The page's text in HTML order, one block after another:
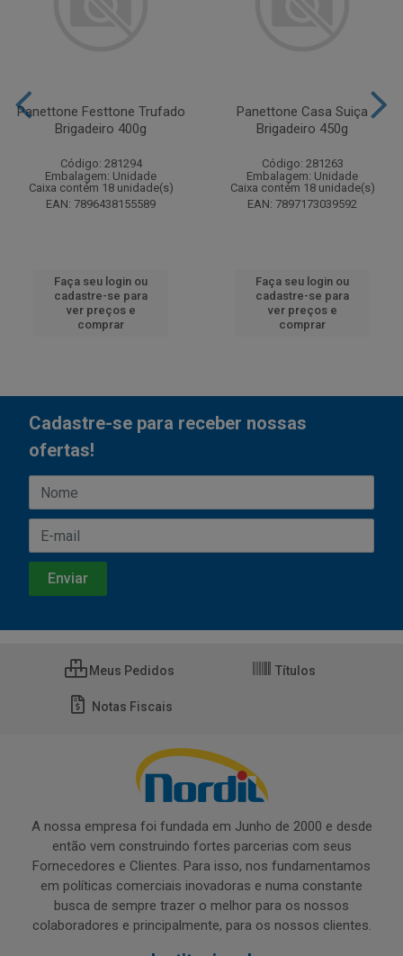
Panettone Festtone Trufado
Brigadeiro 400g
Código: 281294
Embalagem: Unidade
Caixa contém 18 unidade(s)
EAN: 7896438155589
Faça seu login ou
cadastre-se para
ver preços e
comprar
Panettone Casa Suiça
Brigadeiro 450g
Código: 281263
Embalagem: Unidade
Caixa contém 18 unidade(s)
EAN: 7897173039592
Faça seu login ou
cadastre-se para
ver preços e
comprar
Cadastre-se para receber nossas
ofertas!
Meus Pedidos Títulos
Notas Fiscais
A nossa empresa foi fundada em Junho de 2000 e desde
então vem construindo fortes parcerias com seus
Fornecedores e Clientes. Para isso, nos fundamentamos
em políticas comerciais inovadoras e numa constante
busca de sempre trazer o melhor para os nossos
colaboradores e principalmente, para os nossos clientes.